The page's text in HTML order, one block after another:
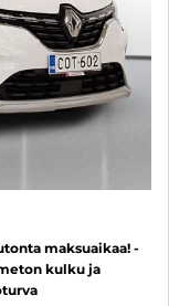
maksuaikaa! -
kulku ja